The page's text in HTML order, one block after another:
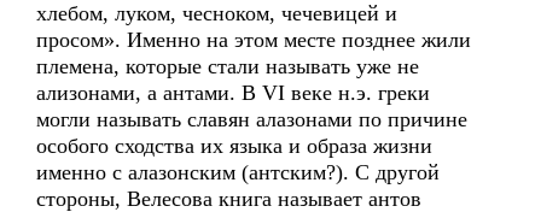
хлебом, луком, чесноком, чечевицей и
просом». Именно на этом месте позднее жили
племена, которые стали называть уже не
ализонами, а антами. В VI веке н.э. греки
могли называть славян алазонами по причине
особого сходства их языка и образа жизни
именно с алазонским (антским?). С другой
стороны, Велесова книга называет антов